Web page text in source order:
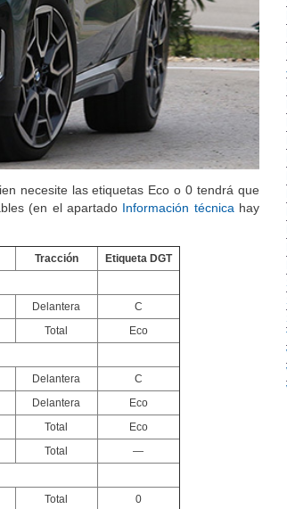
necesite las etiquetas Eco o 0 tendrá que
(en el apartado Información técnicahay
Tracción
Etiqueta DGT
Delantera
C
Total
Eco
Delantera
C
Delantera
Eco
Total
Eco
Total
—
Total
0